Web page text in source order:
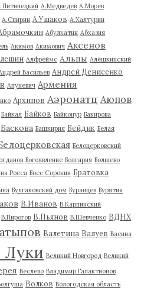
А.Медведев А.Морев
А.Спирин А.Ушаков А.Халтурин
Абулхатин Абхазия
Акимов Акимович Аксенов
Алфреймс Альпы Алёшкинский
Васильев Андрей Денисенко
Апуневич Армения
Архипов Аэронатц Аюпов
Байкал Байков Байконур Бакирова
Баскова Башкирия Бейдик Белая
Белоцерковский
Богоявление Болгария Болшево
Росса Босс Сорокин Братовка
Булгаковский дом Буранцев Бурятия
В.Иванов В.Карпинский
В.Пирогов В.Пьянов В.Шевченко ВДНХ
Валетина Валуев Васина
Луки Великий Новгород Великий
Веслево Владимир Галактионов
Волков Вологодская область